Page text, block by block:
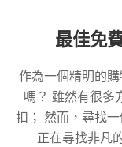
最佳免
作為一個精明的
嗎？ 雖然有很多
扣； 然而，尋找
正在尋找非凡